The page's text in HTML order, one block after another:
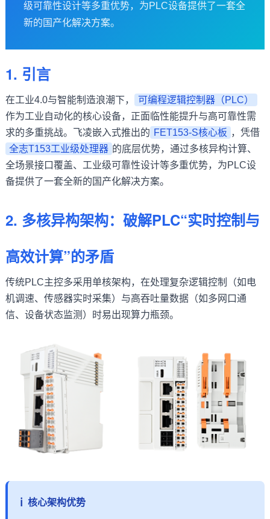
级可靠性设计等多重优势，为PLC设备提供了一套全
新的国产化解决方案。
1. 引言
在工业4.0与智能制造浪潮下，
可编程逻辑控制器（PLC）
作为工业自动化的核心设备，正面临性能提升与高可靠性需
求的多重挑战。 飞凌嵌入式推出的 FET153-S核心板 ，凭借
全志T153工业级处理器 的底层优势，通过多核异构计算、
全场景接口覆盖、工业级可靠性设计等多重优势，为PLC设
备提供了一套全新的国产化解决方案。
2. 多核异构架构：破解PLC“实时控制与
高效计算”的矛盾
传统PLC主控多采用单核架构，在处理复杂逻辑控制（如电
机调速、传感器实时采集）与高吞吐量数据（如多网口通
信、设备状态监测）时易出现算力瓶颈。
核心架构优势